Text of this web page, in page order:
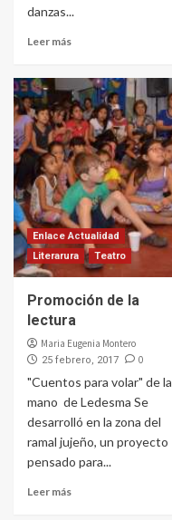
danzas...
Leer más
Enlace Actualidad
Literarura
Teatro
Promoción de la
lectura
Maria Eugenia Montero
25 febrero, 2017 0
"Cuentos para volar" de la
mano de Ledesma Se
desarrolló en la zona del
ramal jujeño, un proyecto
pensado para...
Leer más